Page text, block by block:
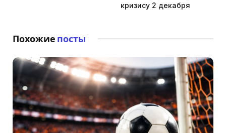
кризису 2 декабря
Похожие посты